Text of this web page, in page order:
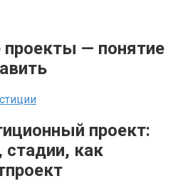
— понятие
проект:
стадии, как